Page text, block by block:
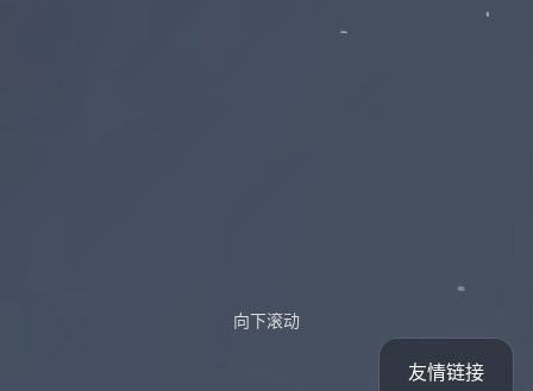
向下滚动
友情链接